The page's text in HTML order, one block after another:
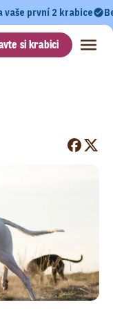
vaše první 2 krabice
si krabici